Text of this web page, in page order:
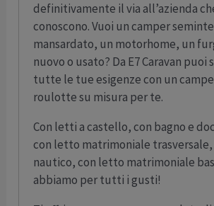
definitivamente il via all’azienda
conoscono. Vuoi un camper
mansardato, un motorhome, un
nuovo o usato? Da E7 Caravan puoi
tutte le tue esigenze con un
roulotte su misura per te.
Con letti a castello, con bagno e
con letto matrimoniale
nautico, con letto matrimoniale
abbiamo per tutti i gusti!